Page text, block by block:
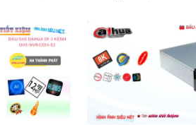
AI-Coding lưu
khi giảm
dùng